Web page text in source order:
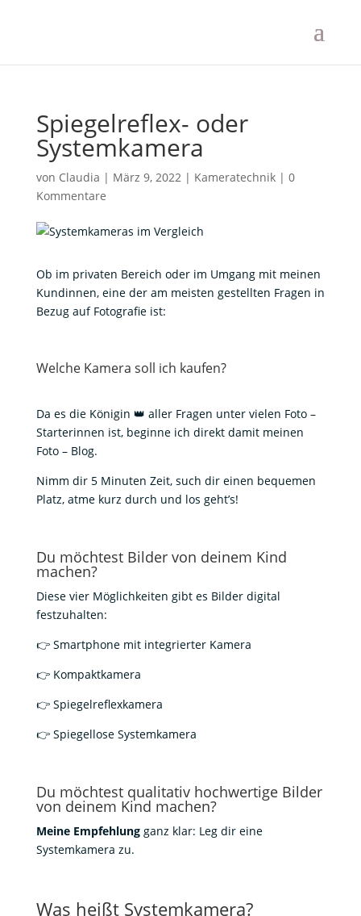
Spiegelreflex- oder
Systemkamera
von Claudia | März 9, 2022| Kameratechnik| 0
Kommentare
Ob im privaten Bereich oder im Umgang mit meinen
Kundinnen, eine der am meisten gestellten Fragen in
Bezug auf Fotografie ist:
Welche Kamera soll ich kaufen?
Da es die Königin 👑 aller Fragen unter vielen Foto –
Starterinnen ist, beginne ich direkt damit meinen
Foto – Blog.
Nimm dir 5 Minuten Zeit, such dir einen bequemen
Platz, atme kurz durch und los geht’s!
Du möchtest Bilder von deinem Kind
machen?
Diese vier Möglichkeiten gibt es Bilder digital
festzuhalten:
👉 Smartphone mit integrierter Kamera
👉 Kompaktkamera
👉 Spiegelreflexkamera
👉 Spiegellose Systemkamera
Du möchtest qualitativ hochwertige Bilder
von deinem Kind machen?
Meine Empfehlungganz klar: Leg dir eine
Systemkamera zu.
Was heißt Systemkamera?